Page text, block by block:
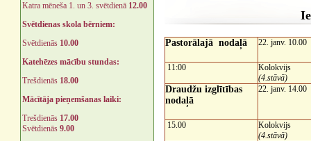
Katra mēneša 1. un 3. svētdienā 12.00
Svētdienas skola bērniem:
Svētdienās 10.00
Katehēzes mācību stundas:
Trešdienās 18.00
Mācītāja pieņemšanas laiki:
Trešdienās 17.00
Svētdienās 9.00
Pastorālajā nodaļā 22. janv. 10.00
11:00
(4.stāvā)
Draudžu izglītības
nodaļā
22. janv. 14.00
15.00
(4.stāvā)